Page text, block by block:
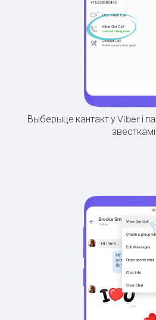
Выберыце кантакт у Viber і
звесткамі